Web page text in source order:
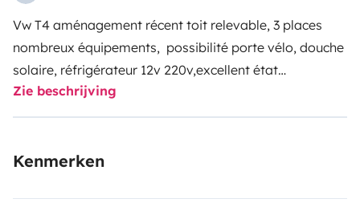
Vw T4 aménagement récent toit relevable, 3 places
nombreux équipements, possibilité porte vélo, douche
solaire, réfrigérateur 12v 220v,excellent état
Climatisation
Zie beschrijving
Kenmerken